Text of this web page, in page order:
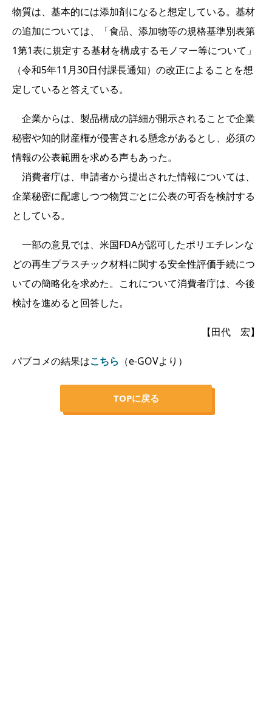
物質は、基本的には添加剤になると想定している。基材
の追加については、「食品、添加物等の規格基準別表第
1第1表に規定する基材を構成するモノマー等について」
（令和5年11月30日付課長通知）の改正によることを想
定していると答えている。
企業からは、製品構成の詳細が開示されることで企業
秘密や知的財産権が侵害される懸念があるとし、必須の
情報の公表範囲を求める声もあった。
消費者庁は、申請者から提出された情報については、
企業秘密に配慮しつつ物質ごとに公表の可否を検討する
としている。
一部の意見では、米国FDAが認可したポリエチレンな
どの再生プラスチック材料に関する安全性評価手続につ
いての簡略化を求めた。これについて消費者庁は、今後
検討を進めると回答した。
【田代 宏】
パブコメの結果はこちら （e-GOVより）
TOPに戻る